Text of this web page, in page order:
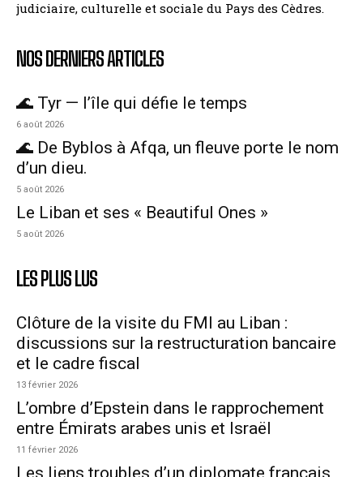
judiciaire, culturelle et sociale du Pays des Cèdres.
NOS DERNIERS ARTICLES
🌊 Tyr — l’île qui défie le temps
6 août 2026
🌊 De Byblos à Afqa, un fleuve porte le nom
d’un dieu.
5 août 2026
Le Liban et ses « Beautiful Ones »
5 août 2026
LES PLUS LUS
Clôture de la visite du FMI au Liban :
discussions sur la restructuration bancaire
et le cadre fiscal
13 février 2026
L’ombre d’Epstein dans le rapprochement
entre Émirats arabes unis et Israël
11 février 2026
Les liens troubles d’un diplomate français